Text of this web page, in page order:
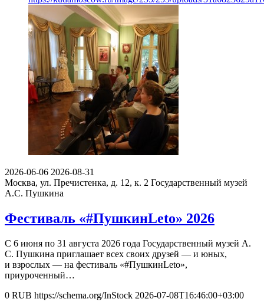
2026-06-06 2026-08-31
Москва, ул. Пречистенка, д. 12, к. 2 Государственный музей
А.С. Пушкина
Фестиваль «#ПушкинLeto» 2026
С 6 июня по 31 августа 2026 года Государственный музей А.
С. Пушкина приглашает всех своих друзей — и юных,
и взрослых — на фестиваль «#ПушкинLeto»,
приуроченный…
0 RUB https://schema.org/InStock 2026-07-08T16:46:00+03:00